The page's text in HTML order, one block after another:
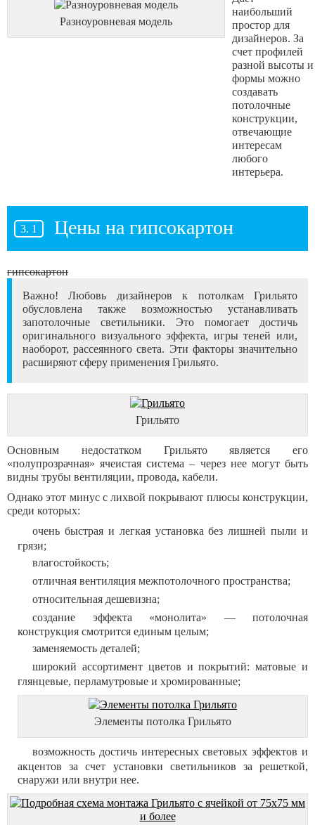
Разноуровневая модель
наибольший
простор для
дизайнеров. За
счет профилей
разной высоты и
формы можно
создавать
потолочные
конструкции,
отвечающие
интересам
любого
интерьера.
Цены на гипсокартон
гипсокартон
Важно! Любовь дизайнеров к потолкам Грильято
обусловлена также возможностью устанавливать
запотолочные светильники. Это помогает достичь
оригинального визуального эффекта, игры теней или,
наоборот, рассеянного света. Эти факторы значительно
расширяют сферу применения Грильято.
Грильято
Основным недостатком Грильято является его
«полупрозрачная» ячеистая система – через нее могут быть
видны трубы вентиляции, провода, кабели.
Однако этот минус с лихвой покрывают плюсы конструкции,
среди которых:
очень быстрая и легкая установка без лишней пыли и
грязи;
влагостойкость;
отличная вентиляция межпотолочного пространства;
относительная дешевизна;
создание эффекта «монолита» — потолочная
конструкция смотрится единым целым;
заменяемость деталей;
широкий ассортимент цветов и покрытий: матовые и
глянцевые, перламутровые и хромированные;
Элементы потолка Грильято
возможность достичь интересных световых эффектов и
акцентов за счет установки светильников за решеткой,
снаружи или внутри нее.